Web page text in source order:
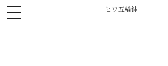
ヒワ五輪鉢